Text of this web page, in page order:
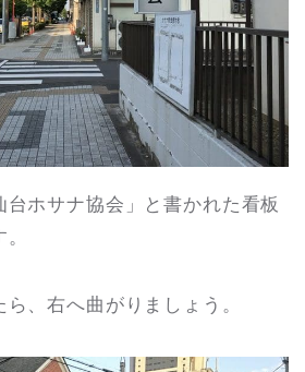
台ホサナ協会」と書かれた看板
、右へ曲がりましょう。